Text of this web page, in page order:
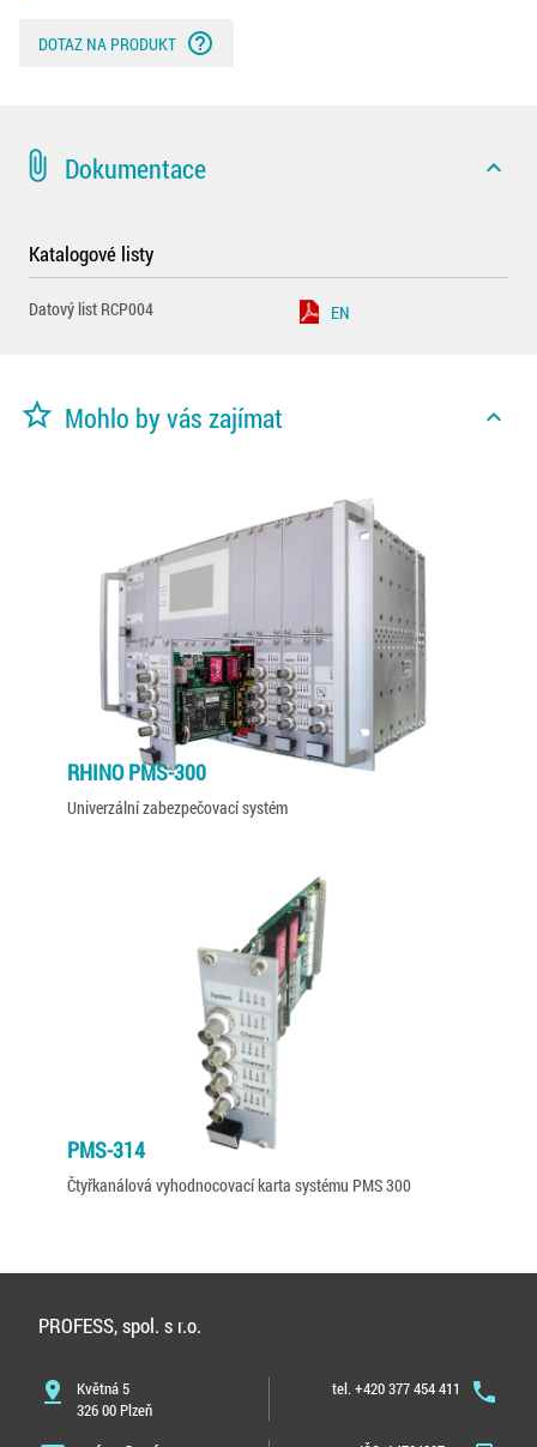
DOTAZ NA PRODUKT help_outline
attach_file Dokumentace expand_less
Katalogové listy
Datový list RCP004 EN
star_border Mohlo by vás zajímat expand_less
RHINO PMS-300
Univerzální zabezpečovací systém
PMS-314
Čtyřkanálová vyhodnocovací karta systému PMS 300
PROFESS, spol. s r.o.
pin_drop
Květná 5
326 00 Plzeň
phone
tel. +420 377 454 411